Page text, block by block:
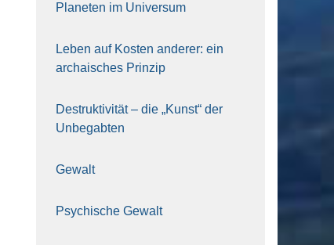
Pla­ne­ten im Uni­ver­sum
Leben auf Kos­ten ande­rer: ein
archai­sches Prin­zip
Destruk­ti­vi­tät – die „Kunst“ der
Unbe­gab­ten
Gewalt
Psy­chi­sche Gewalt